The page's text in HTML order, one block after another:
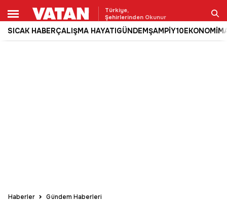
Türkiye,
Şehirlerinden Okunur
SICAK HABERÇALIŞMA HAYATIGÜNDEMŞAMPİY10EKONOMİ
Ara
Haberler Gündem Haberleri